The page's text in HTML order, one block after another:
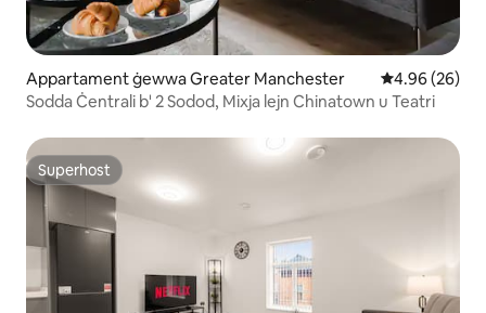
Appartament ġewwa Greater Manchester Rating medju
4.96 (26)
Sodda Ċentrali b' 2 Sodod, Mixja lejn Chinatown u Teatri
Superhost
Superhost